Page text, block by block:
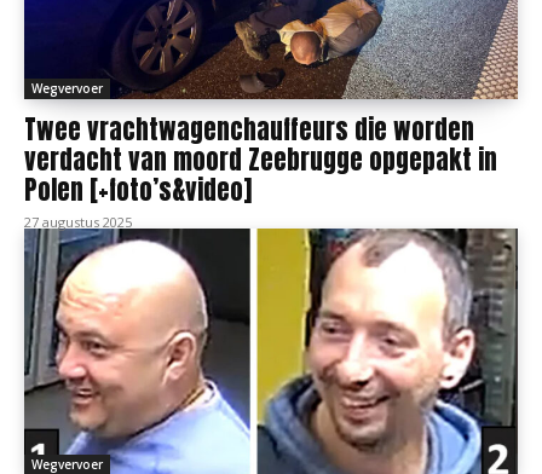
Wegvervoer
Twee vrachtwagenchauffeurs die worden
verdacht van moord Zeebrugge opgepakt in
Polen [+foto’s&video]
27 augustus 2025
Wegvervoer